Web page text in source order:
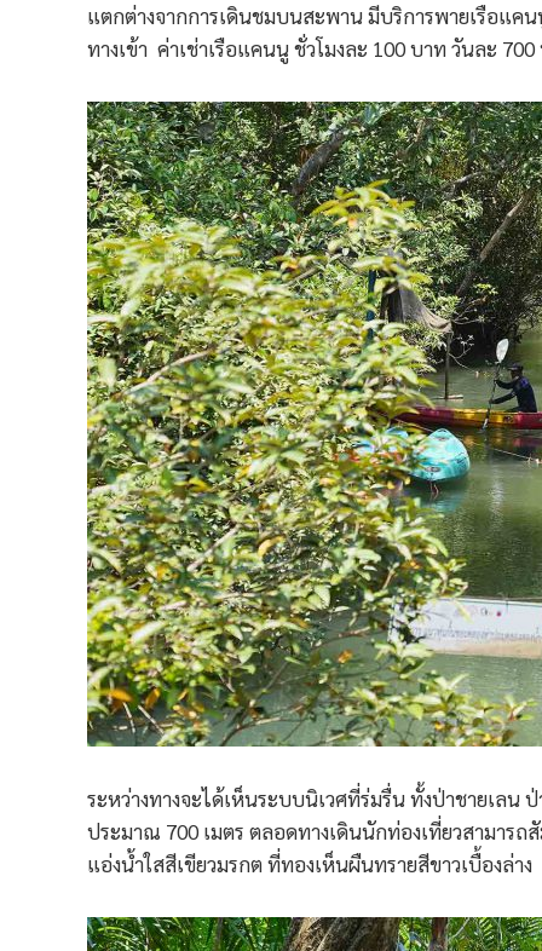
แตกต่างจากการเดินชมบนสะพาน มีบริการพายเรือแค
ทางเข้า ค่าเช่าเรือแคนนู ชั่วโมงละ 100 บาท วันละ
ระหว่างทางจะได้เห็นระบบนิเวศที่ร่มรื่น ทั้งป่าชายเล
ประมาณ 700 เมตร ตลอดทางเดินนักท่องเที่ยวสามาร
แอ่งน้ำใสสีเขียวมรกต ที่ทองเห็นผืนทรายสีขาวเบื้องล่า